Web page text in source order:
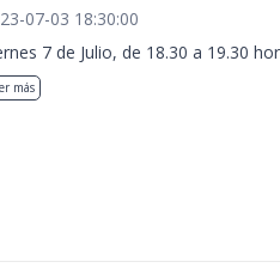
07-03 18:30:00
7 de Julio, de 18.30 a 19.30
más